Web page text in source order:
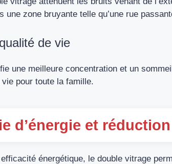
une zone bruyante telle qu’une rue
de vie
une meilleure concentration et un
pour toute la famille.
d’énergie et
énergétique, le double vitrage